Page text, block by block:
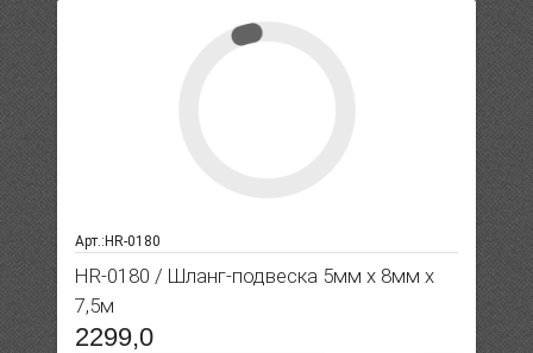
Арт.:HR-0180
HR-0180 / Шланг-подвеска 5мм х 8мм х
7,5м
2299,0